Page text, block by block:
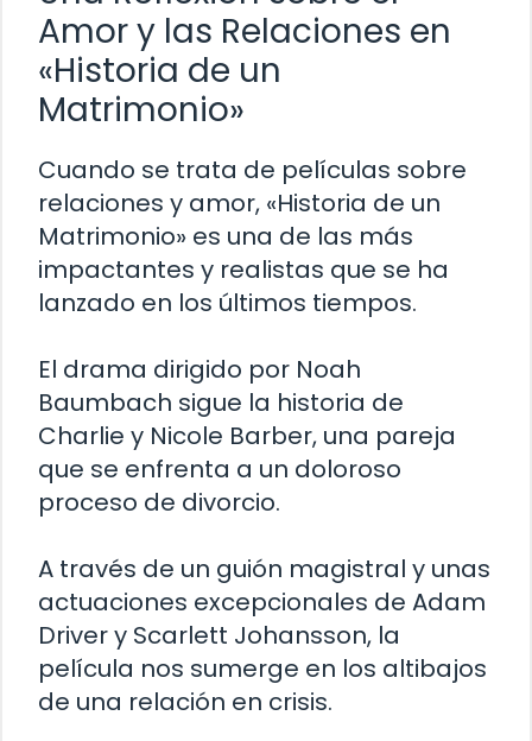
Amor y las Relaciones en
«Historia de un
Matrimonio»
Cuando se trata de películas sobre
relaciones y amor, «Historia de un
Matrimonio» es una de las más
impactantes y realistas que se ha
lanzado en los últimos tiempos.
El drama dirigido por Noah
Baumbach sigue la historia de
Charlie y Nicole Barber, una pareja
que se enfrenta a un doloroso
proceso de divorcio.
A través de un guión magistral y unas
actuaciones excepcionales de Adam
Driver y Scarlett Johansson, la
película nos sumerge en los altibajos
de una relación en crisis.